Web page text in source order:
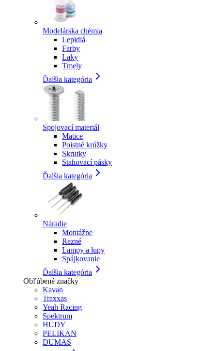
Modelárska chémia
Lepidlá
Farby
Laky
Tmely
Ďalšia kategória
Spojovací materiál
Matice
Poistné krúžky
Skrutky
Stahovací pásky
Ďalšia kategória
Náradie
Montážne
Rezné
Lampy a lupy
Spájkovanie
Ďalšia kategória
Obľúbené značky
Kavan
Traxxas
Yeah Racing
Spektrum
HUDY
PELIKAN
DUMAS